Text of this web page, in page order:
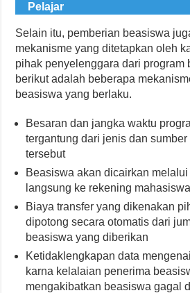
Pelajar
Selain itu, pemberian beasiswa
mekanisme yang ditetapkan oleh
pihak penyelenggara dari program
berikut adalah beberapa
beasiswa yang berlaku.
Besaran dan jangka waktu
tergantung dari jenis dan
tersebut
Beasiswa akan dicairkan
langsung ke rekening
Biaya transfer yang dikenakan
dipotong secara otomatis dari
beasiswa yang diberikan
Ketidaklengkapan data
karna kelalaian penerima
mengakibatkan beasiswa gagal